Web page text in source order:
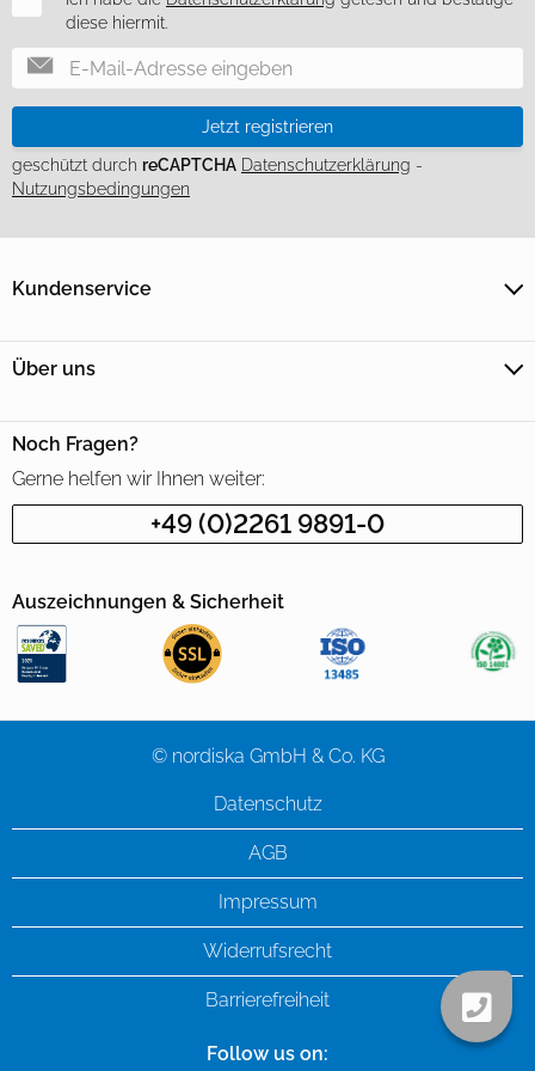
diese hiermit.
Jetzt registrieren
geschützt durch reCAPTCHA Datenschutzerklärung -
Nutzungsbedingungen
Kundenservice
Noch Fragen?
Gerne helfen wir Ihnen weiter:
+49 (0)2261 9891-0
Über uns
Auszeichnungen & Sicherheit
© nordiska GmbH & Co. KG
Datenschutz
AGB
Impressum
Widerrufsrecht
Barrierefreiheit
Follow us on: